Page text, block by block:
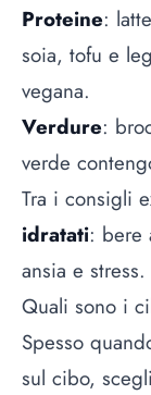
Proteine:
soia, tofu e
vegana.
Verdure:
verde
Tra i consigli
idratati: bere
ansia e stress.
Quali sono i
Spesso
sul cibo,